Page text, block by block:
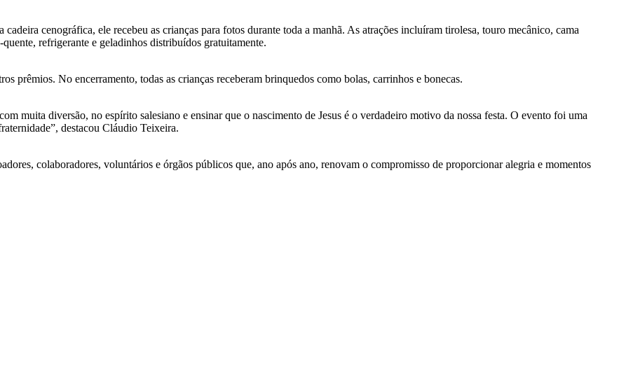
cenográfica, ele recebeu as crianças para fotos durante toda a manhã. As atrações incluíram tirolesa, touro mecânico, cama
refrigerante e geladinhos distribuídos gratuitamente.
prêmios. No encerramento, todas as crianças receberam brinquedos como bolas, carrinhos e bonecas.
muita diversão, no espírito salesiano e ensinar que o nascimento de Jesus é o verdadeiro motivo da nossa festa. O evento foi uma
destacou Cláudio Teixeira.
colaboradores, voluntários e órgãos públicos que, ano após ano, renovam o compromisso de proporcionar alegria e momentos